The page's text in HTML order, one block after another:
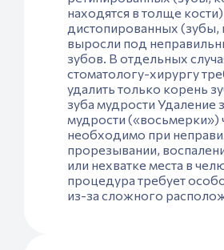
находятся в толще
дистопированных (зубы,
выросли под
зубов. В отдельных
стоматологу-хирургу
удалить только корень
зуба мудрости Удаление
мудрости («восьмерки»)
необходимо при
прорезывании,
или нехватке места в
процедура требует
из-за сложного